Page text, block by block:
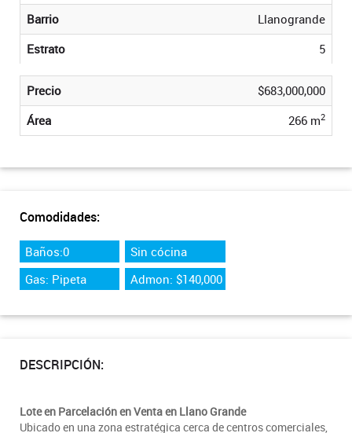
Barrio
Llanogrande
Estrato
5
Precio
$683,000,000
Área
266 m2
Comodidades:
Baños:0
Sin cócina
Gas: Pipeta
Admon: $140,000
DESCRIPCIÓN:
Lote en Parcelación en Venta en Llano Grande
Ubicado en una zona estratégica cerca de centros comerciales,